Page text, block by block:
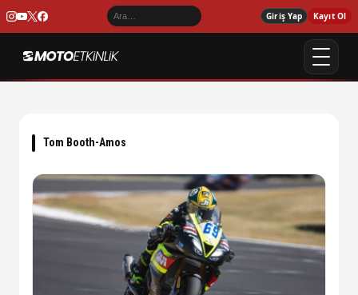
Giriş Yap Kayıt Ol
Tom Booth-Amos